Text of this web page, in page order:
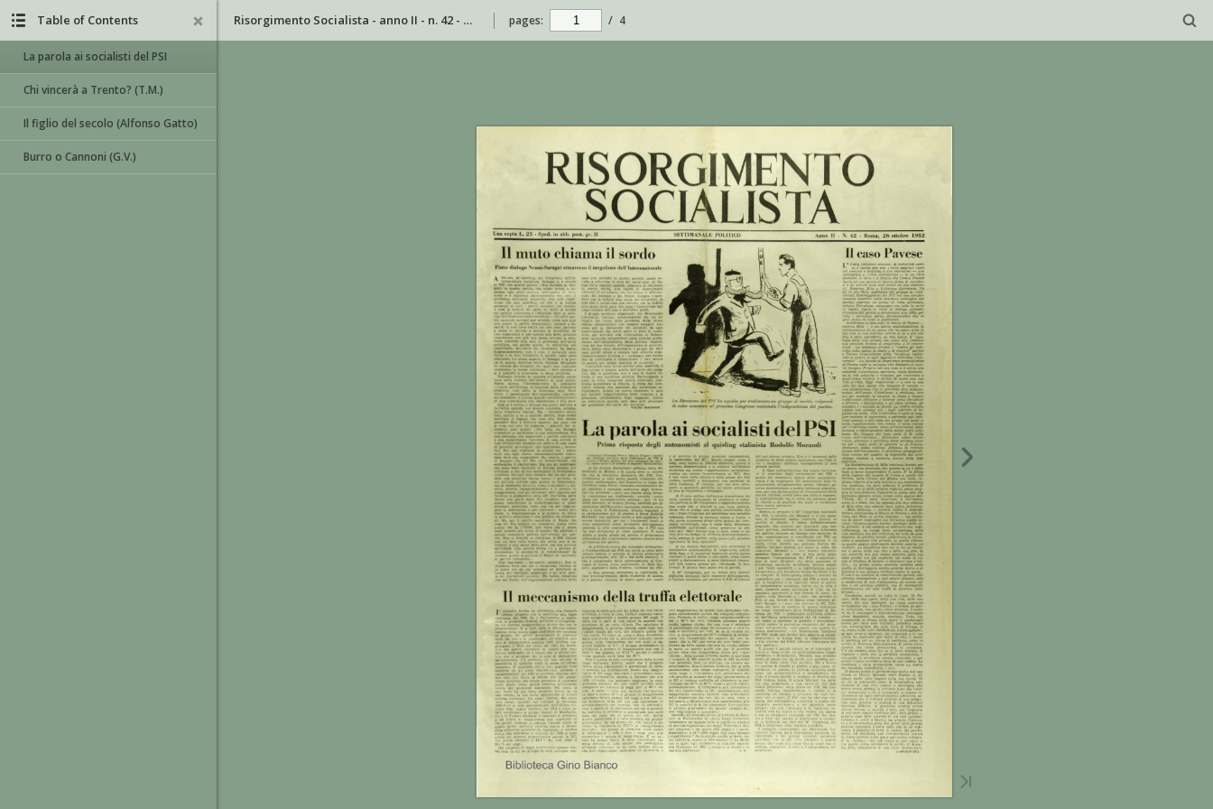
Risorgimento Socialista - anno II - n. 42 - 26 ottobre 1952 pages: / 4
Table of Contents
La parola ai socialisti del PSI
Chi vincerà a Trento? (T.M.)
Il figlio del secolo (Alfonso Gatto)
Burro o Cannoni (G.V.)